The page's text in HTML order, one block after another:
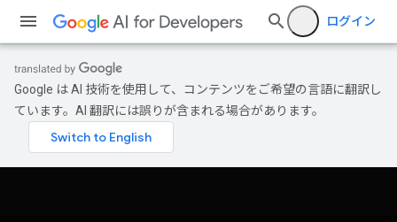
ログイン
Google は AI 技術を使用して、コンテンツをご希望の言語に翻訳し
ています。AI 翻訳には誤りが含まれる場合があります。